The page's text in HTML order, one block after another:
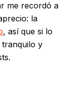
me recordó a
la
, así que si lo
tranquilo y